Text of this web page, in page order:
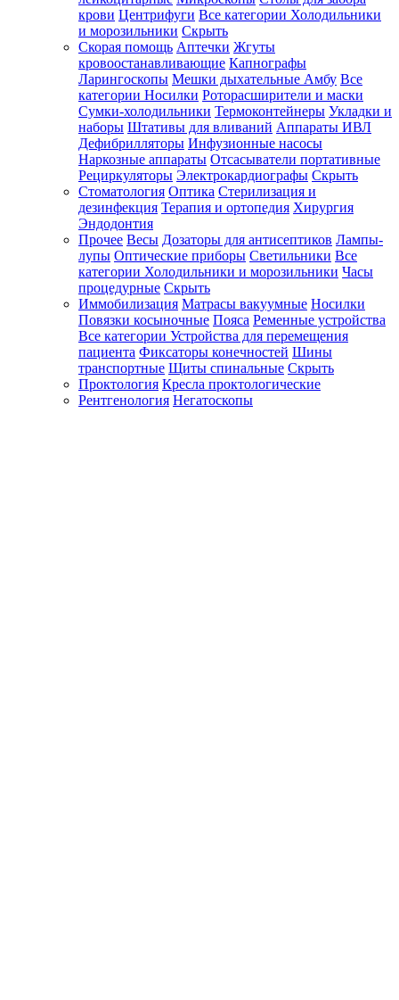
крови Центрифуги Все категории Холодильники
и морозильники Скрыть
Скорая помощь Аптечки Жгуты
кровоостанавливающие Капнографы
Ларингоскопы Мешки дыхательные Амбу Все
категории Носилки Роторасширители и маски
Сумки-холодильники Термоконтейнеры Укладки и
наборы Штативы для вливаний Аппараты ИВЛ
Дефибрилляторы Инфузионные насосы
Наркозные аппараты Отсасыватели портативные
Рециркуляторы Электрокардиографы Скрыть
Стоматология Оптика Стерилизация и
дезинфекция Терапия и ортопедия Хирургия
Эндодонтия
Прочее Весы Дозаторы для антисептиков Лампы-
лупы Оптические приборы Светильники Все
категории Холодильники и морозильники Часы
процедурные Скрыть
Иммобилизация Матрасы вакуумные Носилки
Повязки косыночные Пояса Ременные устройства
Все категории Устройства для перемещения
пациента Фиксаторы конечностей Шины
транспортные Щиты спинальные Скрыть
Проктология Кресла проктологические
Рентгенология Негатоскопы